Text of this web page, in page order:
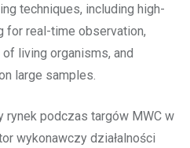
techniques, including high-
for real-time observation,
living organisms, and
large samples.
rynek podczas targów MWC w
wykonawczy działalności